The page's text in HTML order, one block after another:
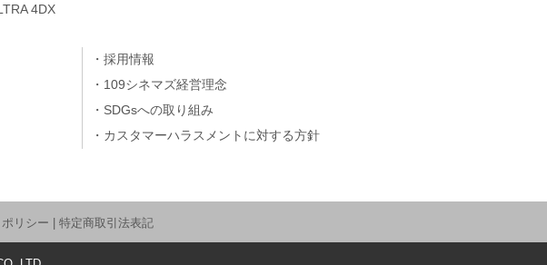
4DX
採用情報
109シネマズ経営理念
SDGsへの取り組み
カスタマーハラスメントに対する方針
リシー 特定商取引法表記